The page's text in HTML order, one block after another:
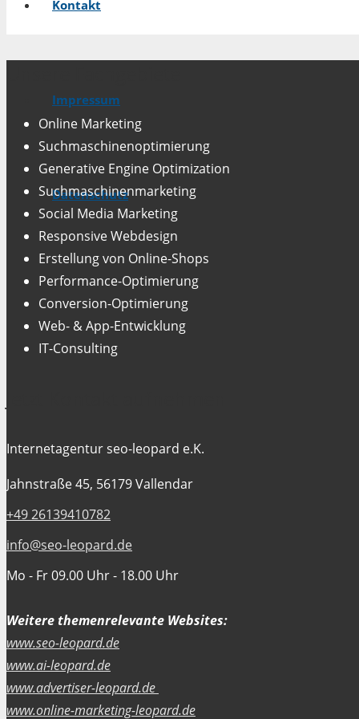
Kontakt
Impressum
Datenschutz
Online Marketing
Suchmaschinenoptimierung
Generative Engine Optimization
Suchmaschinenmarketing
Social Media Marketing
Responsive Webdesign
Erstellung von Online-Shops
Performance-Optimierung
Conversion-Optimierung
Web- & App-Entwicklung
IT-Consulting
Internetagentur seo-leopard e.K.
Jahnstraße 45, 56179 Vallendar
+49 26139410782
info@seo-leopard.de
Mo - Fr 09.00 Uhr - 18.00 Uhr
Weitere themenrelevante Websites:
www.seo-leopard.de
www.ai-leopard.de
www.advertiser-leopard.de
www.online-marketing-leopard.de